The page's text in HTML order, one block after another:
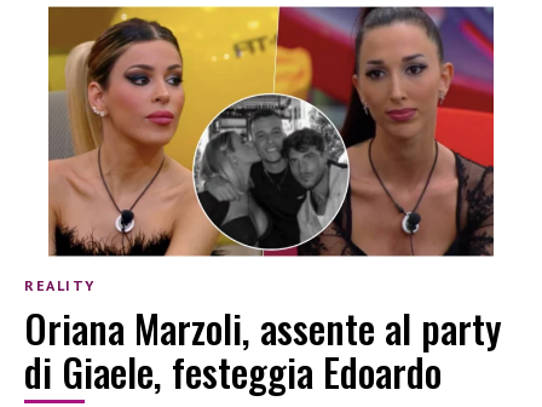
REALITY
Oriana Marzoli, assente al party
di Giaele, festeggia Edoardo